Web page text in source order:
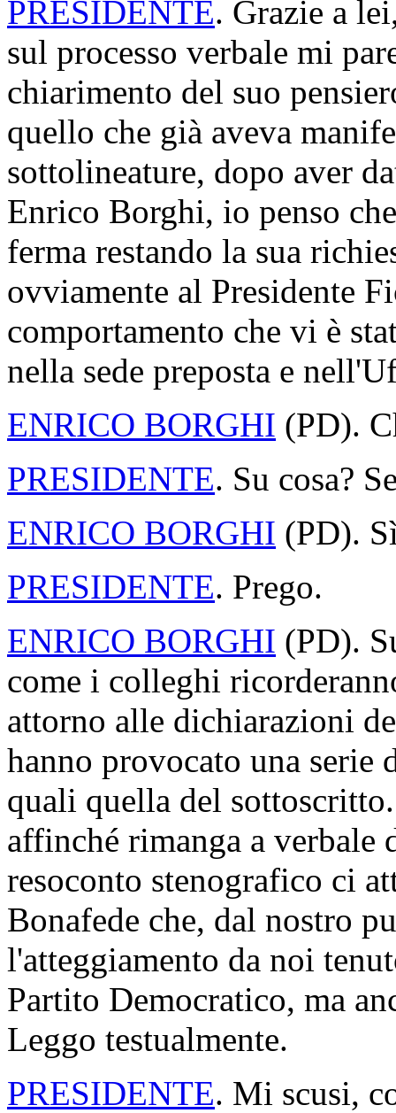
PRESIDENTE. Grazie a
sul processo verbale mi
chiarimento del suo
quello che già aveva
sottolineature, dopo aver
Enrico Borghi, io penso
ferma restando la sua
ovviamente al Presidente
comportamento che vi è
nella sede preposta e
ENRICO BORGHI (PD).
PRESIDENTE. Su cosa?
ENRICO BORGHI (PD).
PRESIDENTE. Prego.
ENRICO BORGHI (PD).
come i colleghi
attorno alle dichiarazioni
hanno provocato una
quali quella del
affinché rimanga a
resoconto stenografico ci
Bonafede che, dal nostro
l'atteggiamento da noi
Partito Democratico, ma
Leggo testualmente.
PRESIDENTE. Mi scusi,